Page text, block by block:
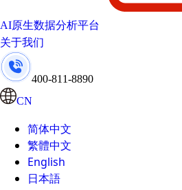
AI原生数据分析平台
关于我们
400-811-8890
CN
简体中文
繁體中文
English
日本語